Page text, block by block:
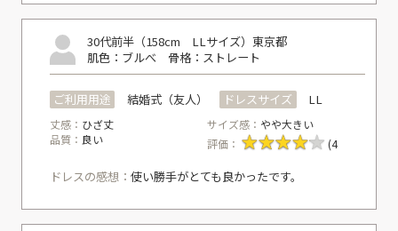
30代前半（158cm LLサイズ） 東京都
肌色：ブルべ 骨格：ストレート
ご利用用途 結婚式（友人） ドレスサイズ LL
丈感： ひざ丈 サイズ感： やや大きい
品質： 良い 評価： (4
ドレスの感想： 使い勝手がとても良かったです。